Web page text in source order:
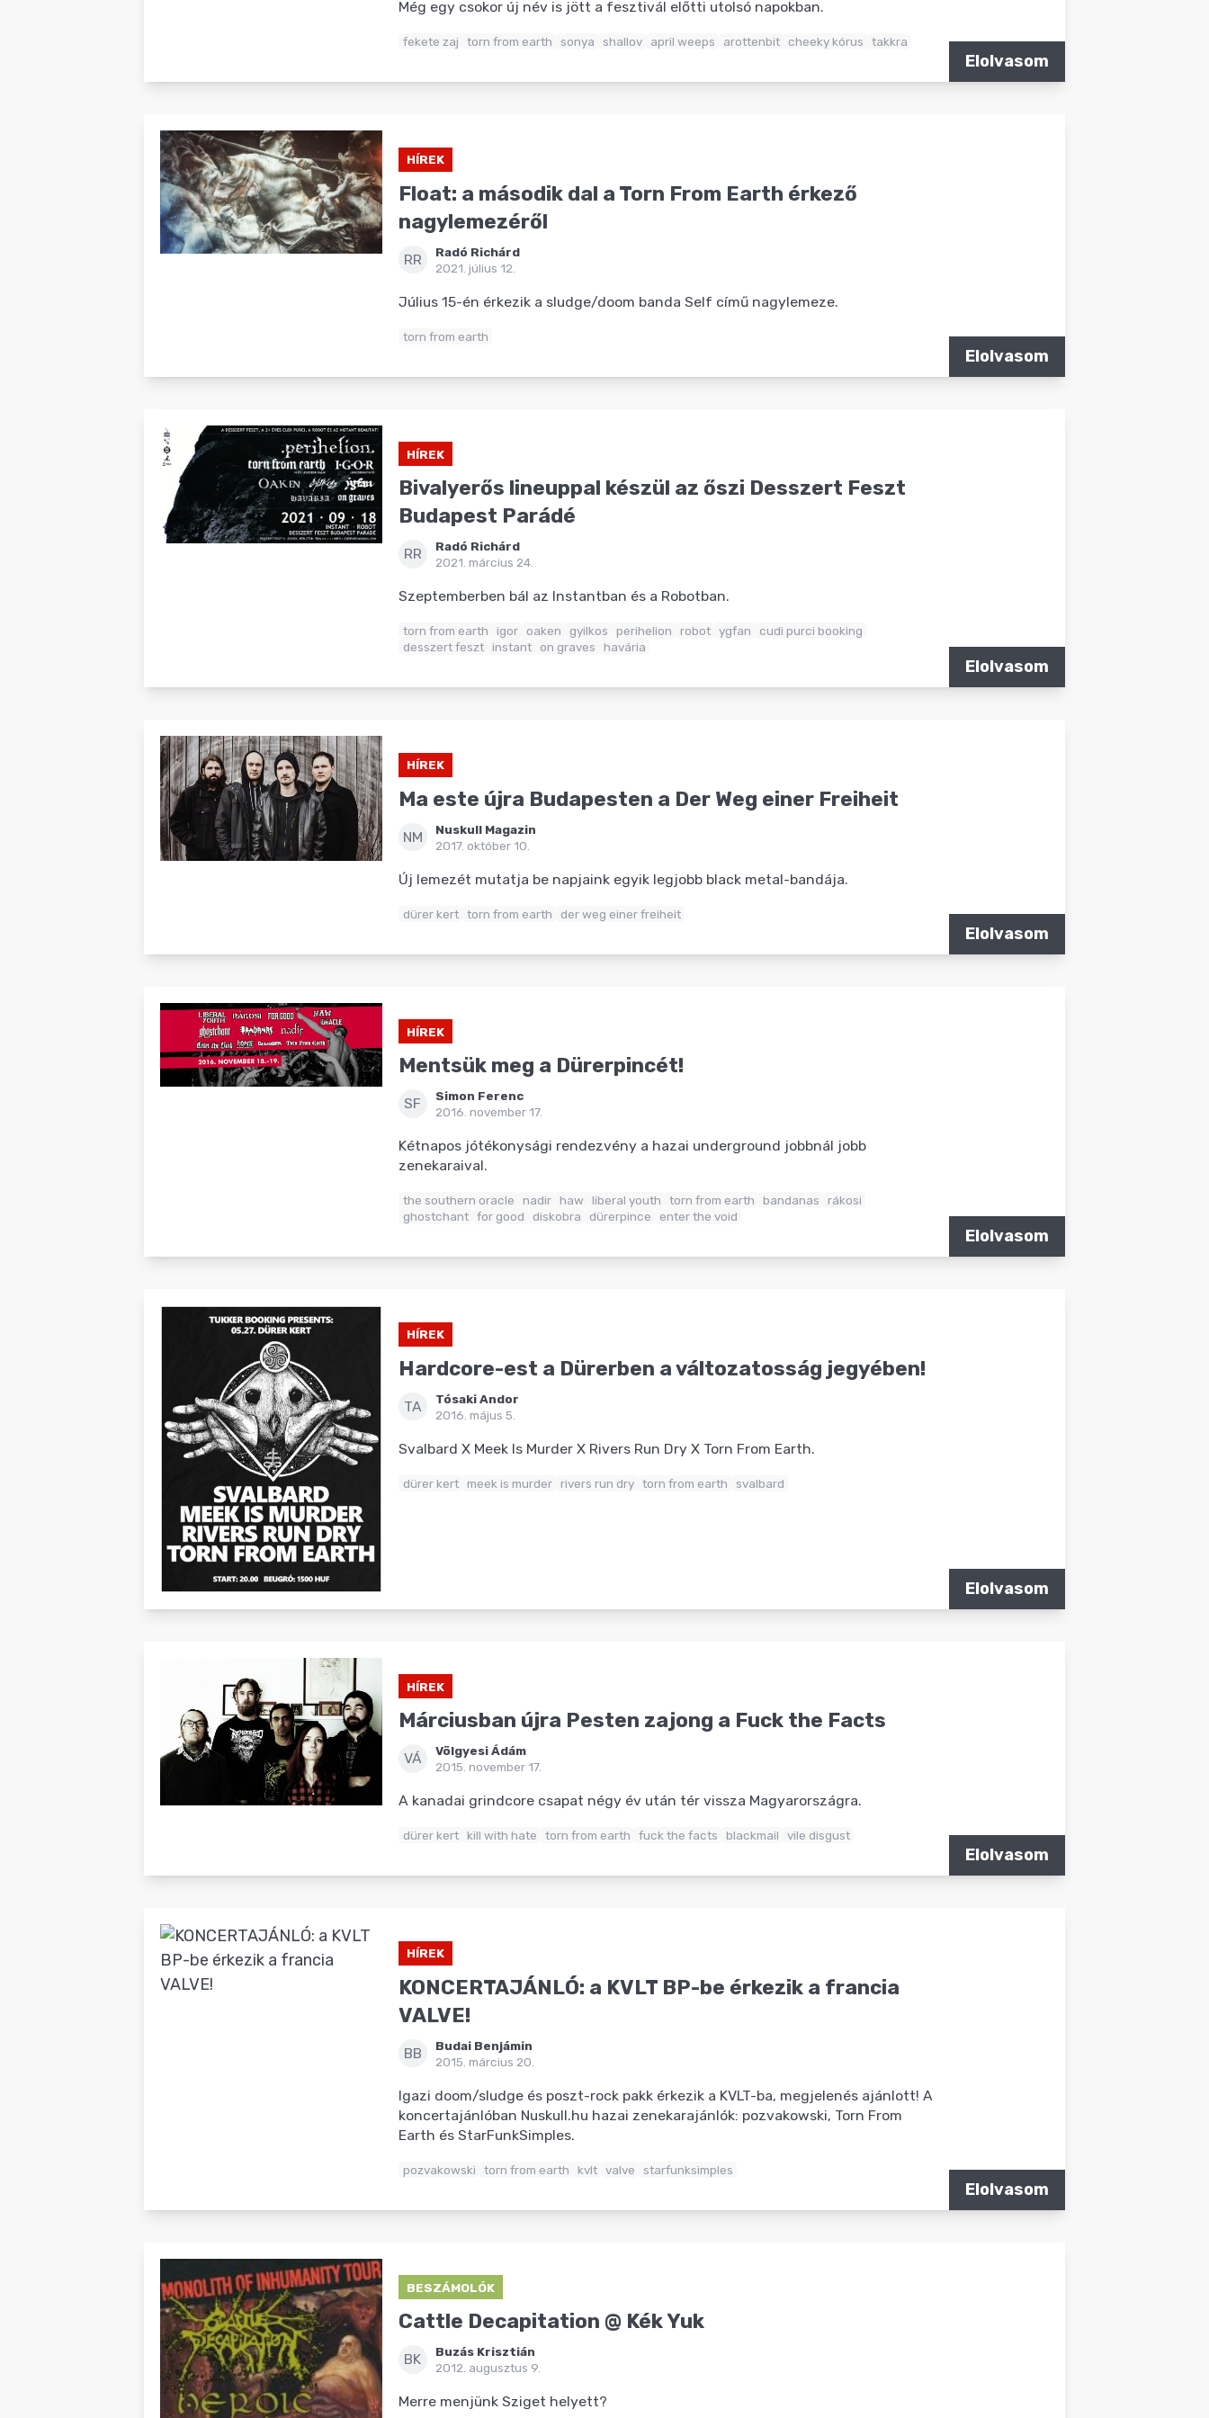
Még egy csokor új név is jött a fesztivál előtti utolsó napokban.
fekete zaj torn from earth sonya shallov april weeps arottenbit cheeky kórus takkra
Elolvasom
HÍREK
Float: a második dal a Torn From Earth érkező
nagylemezéről
RR
Radó Richárd
2021. július 12.
Július 15-én érkezik a sludge/doom banda Self című nagylemeze.
torn from earth
Elolvasom
HÍREK
Bivalyerős lineuppal készül az őszi Desszert Feszt
Budapest Parádé
RR
Radó Richárd
2021. március 24.
Szeptemberben bál az Instantban és a Robotban.
torn from earth igor oaken gyilkos perihelion robot ygfan
cudi purci booking
desszert feszt instant on graves havária
Elolvasom
HÍREK
Ma este újra Budapesten a Der Weg einer Freiheit
NM
Nuskull Magazin
2017. október 10.
Új lemezét mutatja be napjaink egyik legjobb black metal-bandája.
dürer kert torn from earth der weg einer freiheit
Elolvasom
HÍREK
Mentsük meg a Dürerpincét!
SF
Simon Ferenc
2016. november 17.
Kétnapos jótékonysági rendezvény a hazai underground jobbnál jobb
zenekaraival.
the southern oracle nadir haw liberal youth torn from earth bandanas
rákosi
ghostchant for good diskobra dürerpince enter the void
Elolvasom
HÍREK
Hardcore-est a Dürerben a változatosság jegyében!
TA
Tósaki Andor
2016. május 5.
Svalbard X Meek Is Murder X Rivers Run Dry X Torn From Earth.
dürer kert meek is murder rivers run dry torn from earth svalbard
Elolvasom
HÍREK
Márciusban újra Pesten zajong a Fuck the Facts
VÁ
Völgyesi Ádám
2015. november 17.
A kanadai grindcore csapat négy év után tér vissza Magyarországra.
dürer kert kill with hate torn from earth fuck the facts blackmail vile disgust
Elolvasom
HÍREK
KONCERTAJÁNLÓ: a KVLT BP-be érkezik a francia
VALVE!
BB
Budai Benjámin
2015. március 20.
Igazi doom/sludge és poszt-rock pakk érkezik a KVLT-ba, megjelenés ajánlott! A
koncertajánlóban Nuskull.hu hazai zenekarajánlók: pozvakowski, Torn From
Earth és StarFunkSimples.
pozvakowski torn from earth kvlt valve starfunksimples
Elolvasom
BESZÁMOLÓK
Cattle Decapitation @ Kék Yuk
BK
Buzás Krisztián
2012. augusztus 9.
Merre menjünk Sziget helyett?